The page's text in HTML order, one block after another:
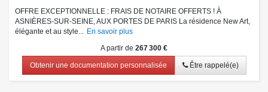
OFFRE EXCEPTIONNELLE : FRAIS DE NOTAIRE OFFERTS ! À
ASNIÈRES-SUR-SEINE, AUX PORTES DE PARIS La résidence New Art,
élégante et au style...
En savoir plus
A partir de 267 300 €
Obtenir une documentation personnalisée Être rappelé(e)